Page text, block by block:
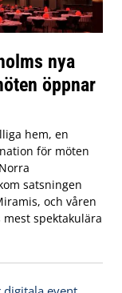
nya
öppnar
hem, en
för möten
satsningen
och våren
spektakulära